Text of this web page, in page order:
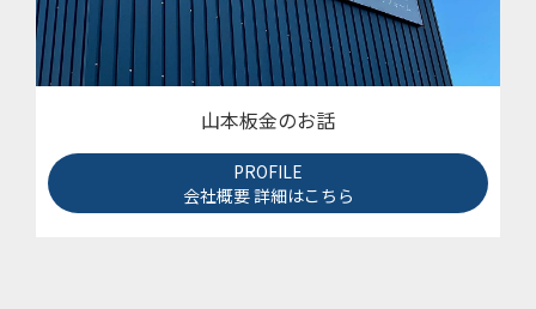
山本板金のお話
PROFILE
会社概要 詳細はこちら